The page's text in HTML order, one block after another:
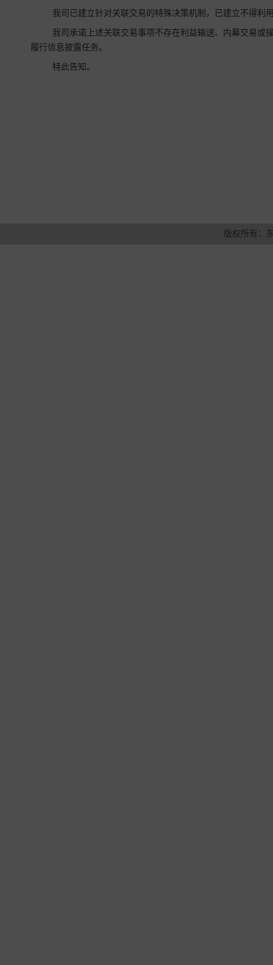
我司已建立针对关联交易的特殊决策机制，已建立不得利
我司承诺上述关联交易事项不存在利益输送、内幕交易或
履行信息披露任务。
特此告知。
版权所有：